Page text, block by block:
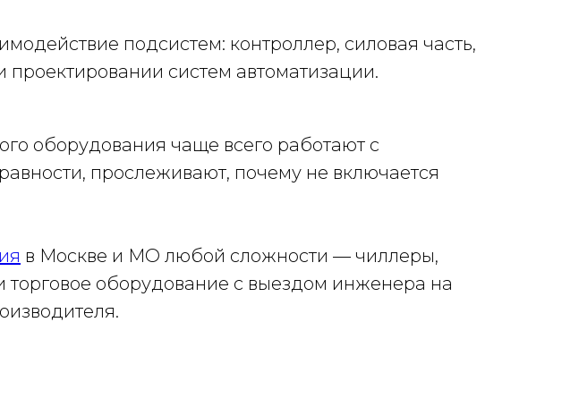
подсистем: контроллер, силовая часть,
систем автоматизации.
оборудования чаще всего работают с
прослеживают, почему не включается
в Москве и МО любой сложности — чиллеры,
оборудование с выездом инженера на